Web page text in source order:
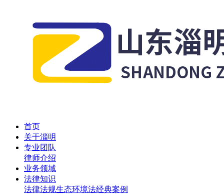
首页
关于淄明
专业团队
律师介绍
业务领域
法律知识
法律法规生态环境法经典案例